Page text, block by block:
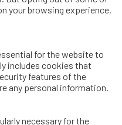
your browsing experience.
for the website to
includes cookies that
features of the
any personal information.
necessary for the